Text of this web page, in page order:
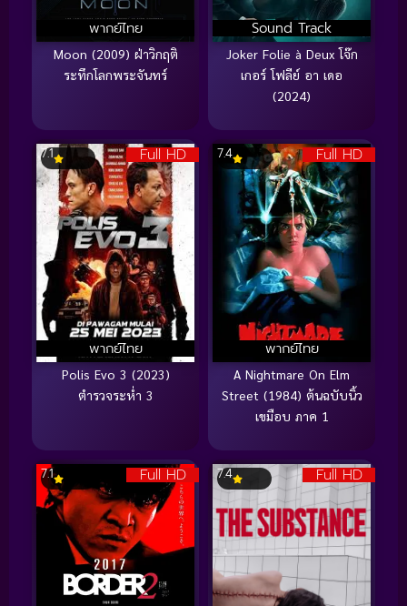
พากย์ไทย
Moon (2009) ฝ่าวิกฤติ
ระทึกโลกพระจันทร์
Sound Track
Joker Folie à Deux โจ๊ก
เกอร์ โฟลีย์ อา เดอ
(2024)
Full HD
พากย์ไทย
7.1
Polis Evo 3 (2023)
ตำรวจระห่ำ 3
Full HD
พากย์ไทย
7.4
A Nightmare On Elm
Street (1984) ต้นฉบับนิ้ว
เขมือบ ภาค 1
Full HD
7.1 Full HD
7.4